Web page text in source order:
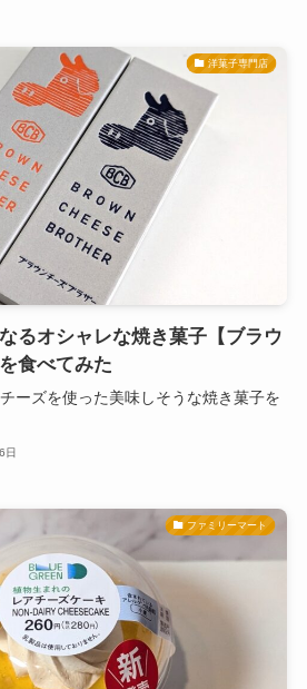
洋菓子専門店
るオシャレな焼き菓子【ブラウ
食べてみた
ーズを使った美味しそうな焼き菓子を
日
ファミリーマート